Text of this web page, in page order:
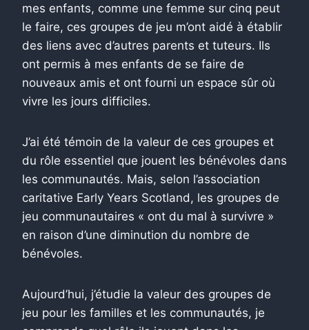
mes enfants, comme une femme sur cinq peut
le faire, ces groupes de jeu m’ont aidé à établir
des liens avec d’autres parents et tuteurs. Ils
ont permis à mes enfants de se faire de
nouveaux amis et ont fourni un espace sûr où
vivre les jours difficiles.
J’ai été témoin de la valeur de ces groupes et
du rôle essentiel que jouent les bénévoles dans
les communautés. Mais, selon l’association
caritative Early Years Scotland, les groupes de
jeu communautaires « ont du mal à survivre »
en raison d’une diminution du nombre de
bénévoles.
Aujourd’hui, j’étudie la valeur des groupes de
jeu pour les familles et les communautés, je